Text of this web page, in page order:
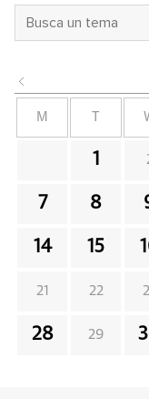
M
1
7 8
14 15
21 22
28 29